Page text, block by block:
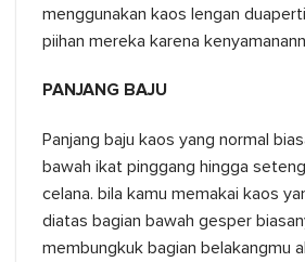
menggunakan kaos lengan
piihan mereka karena
PANJANG BAJU
Panjang baju kaos yang normal
bawah ikat pinggang hingga
celana. bila kamu memakai kaos
diatas bagian bawah gesper
membungkuk bagian belakangmu